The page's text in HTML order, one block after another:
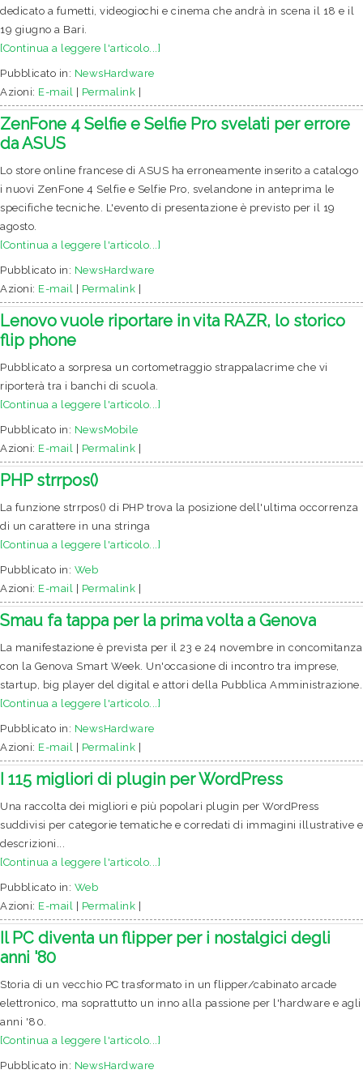
dedicato a fumetti, videogiochi e cinema che andrà in scena il 18 e il
19 giugno a Bari.
[Continua a leggere l'articolo...]
Pubblicato in: NewsHardware
Azioni: E-mail Permalink
ZenFone 4 Selfie e Selfie Pro svelati per errore
da ASUS
Lo store online francese di ASUS ha erroneamente inserito a catalogo
i nuovi ZenFone 4 Selfie e Selfie Pro, svelandone in anteprima le
specifiche tecniche. L'evento di presentazione è previsto per il 19
agosto.
[Continua a leggere l'articolo...]
Pubblicato in: NewsHardware
Azioni: E-mail Permalink
Lenovo vuole riportare in vita RAZR, lo storico
flip phone
Pubblicato a sorpresa un cortometraggio strappalacrime che vi
riporterà tra i banchi di scuola.
[Continua a leggere l'articolo...]
Pubblicato in: NewsMobile
Azioni: E-mail Permalink
PHP strrpos()
La funzione strrpos() di PHP trova la posizione dell'ultima occorrenza
di un carattere in una stringa
[Continua a leggere l'articolo...]
Pubblicato in: Web
Azioni: E-mail Permalink
Smau fa tappa per la prima volta a Genova
La manifestazione è prevista per il 23 e 24 novembre in concomitanza
con la Genova Smart Week. Un'occasione di incontro tra imprese,
startup, big player del digital e attori della Pubblica Amministrazione.
[Continua a leggere l'articolo...]
Pubblicato in: NewsHardware
Azioni: E-mail Permalink
I 115 migliori di plugin per WordPress
Una raccolta dei migliori e più popolari plugin per WordPress
suddivisi per categorie tematiche e corredati di immagini illustrative e
descrizioni...
[Continua a leggere l'articolo...]
Pubblicato in: Web
Azioni: E-mail Permalink
Il PC diventa un flipper per i nostalgici degli
anni '80
Storia di un vecchio PC trasformato in un flipper/cabinato arcade
elettronico, ma soprattutto un inno alla passione per l'hardware e agli
anni '80.
[Continua a leggere l'articolo...]
Pubblicato in: NewsHardware